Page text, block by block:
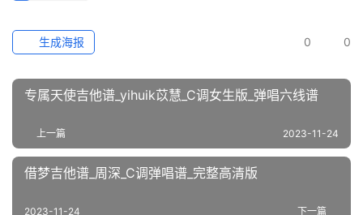
0 0
生成海报
专属天使吉他谱_yihuik苡慧_C调女生版_弹唱六线谱
上一篇 2023-11-24
借梦吉他谱_周深_C调弹唱谱_完整高清版
下一篇
2023-11-24